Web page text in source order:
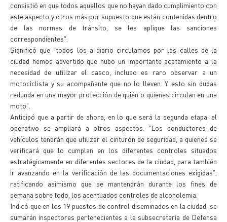
consistió en que todos aquellos que no hayan dado cumplimiento con
este aspecto y otros más por supuesto que están contenidas dentro
de las normas de tránsito, se les aplique las sanciones
correspondientes".
Significó que "todos los a diario circulamos por las calles de la
ciudad hemos advertido que hubo un importante acatamiento a la
necesidad de utilizar el casco, incluso es raro observar a un
motociclista y su acompañante que no lo lleven. Y esto sin dudas
redunda en una mayor protección de quién o quienes circulan en una
moto".
Anticipó que a partir de ahora, en lo que será la segunda etapa, el
operativo se ampliará a otros aspectos. "Los conductores de
vehículos tendrán que utilizar el cinturón de seguridad, a quienes se
verificará que lo cumplan en los diferentes controles situados
estratégicamente en diferentes sectores de la ciudad, para también
ir avanzando en la verificación de las documentaciones exigidas",
ratificando asimismo que se mantendrán durante los fines de
semana sobre todo, los acentuados controles de alcoholemia.
Indicó que en los 19 puestos de control diseminados en la ciudad, se
sumarán inspectores pertenecientes a la subsecretaría de Defensa